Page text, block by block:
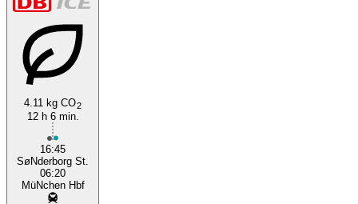
4.11 kg CO2
12 h 6 min.
16:45
SøNderborg St.
06:20
MüNchen Hbf